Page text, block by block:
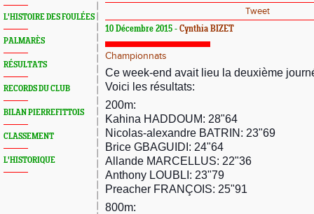
L'HISTOIRE DES FOULÉES
PALMARÈS
RÉSULTATS
RECORDS DU CLUB
BILAN PIERREFITTOIS
CLASSEMENT
L'HISTORIQUE
Tweet
10 Décembre 2015 - Cynthia BIZET
Championnats
Ce week-end avait lieu la deuxième
Voici les résultats:
200m:
Kahina HADDOUM: 28"64
Nicolas-alexandre BATRIN: 23"69
Brice GBAGUIDI: 24"64
Allande MARCELLUS: 22"36
Anthony LOUBLI: 23"79
Preacher FRANÇOIS: 25"91
800m: